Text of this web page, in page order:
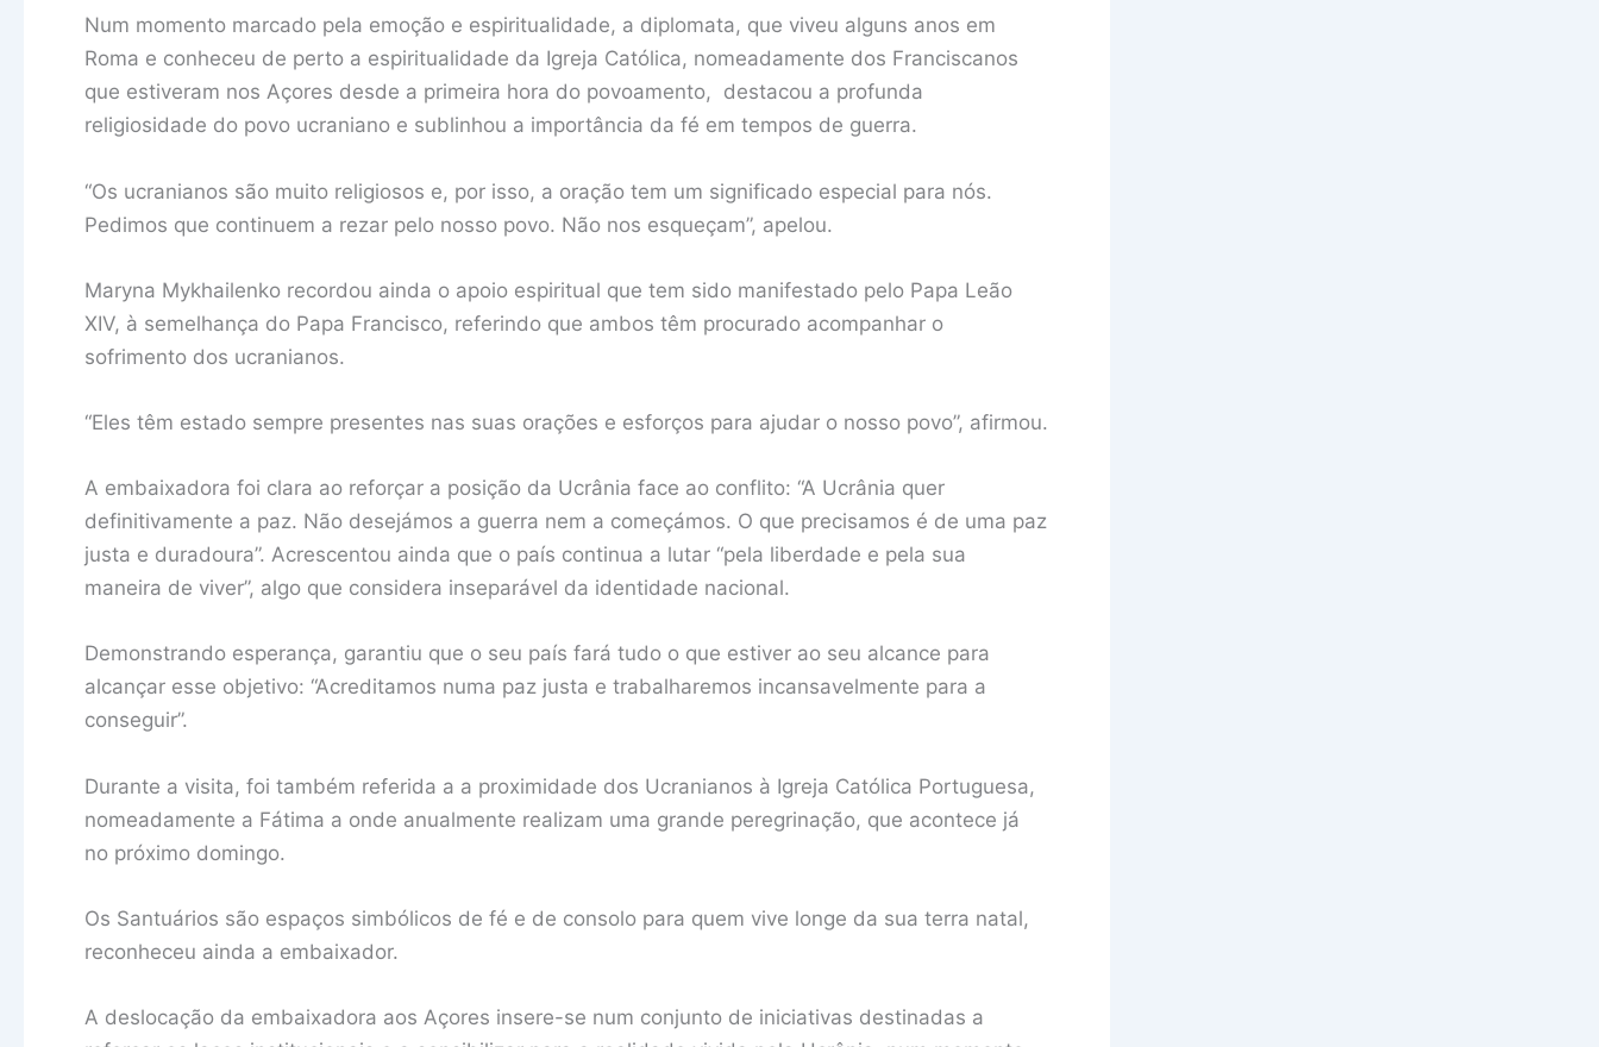
Num momento marcado pela emoção e espiritualidade, a diplomata, que viveu alguns anos em
Roma e conheceu de perto a espiritualidade da Igreja Católica, nomeadamente dos Franciscanos
que estiveram nos Açores desde a primeira hora do povoamento, destacou a profunda
religiosidade do povo ucraniano e sublinhou a importância da fé em tempos de guerra.
“Os ucranianos são muito religiosos e, por isso, a oração tem um significado especial para nós.
Pedimos que continuem a rezar pelo nosso povo. Não nos esqueçam”, apelou.
Maryna Mykhailenko recordou ainda o apoio espiritual que tem sido manifestado pelo Papa Leão
XIV, à semelhança do Papa Francisco, referindo que ambos têm procurado acompanhar o
sofrimento dos ucranianos.
“Eles têm estado sempre presentes nas suas orações e esforços para ajudar o nosso povo”, afirmou.
A embaixadora foi clara ao reforçar a posição da Ucrânia face ao conflito: “A Ucrânia quer
definitivamente a paz. Não desejámos a guerra nem a começámos. O que precisamos é de uma paz
justa e duradoura”. Acrescentou ainda que o país continua a lutar “pela liberdade e pela sua
maneira de viver”, algo que considera inseparável da identidade nacional.
Demonstrando esperança, garantiu que o seu país fará tudo o que estiver ao seu alcance para
alcançar esse objetivo: “Acreditamos numa paz justa e trabalharemos incansavelmente para a
conseguir”.
Durante a visita, foi também referida a a proximidade dos Ucranianos à Igreja Católica Portuguesa,
nomeadamente a Fátima a onde anualmente realizam uma grande peregrinação, que acontece já
no próximo domingo.
Os Santuários são espaços simbólicos de fé e de consolo para quem vive longe da sua terra natal,
reconheceu ainda a embaixador.
A deslocação da embaixadora aos Açores insere-se num conjunto de iniciativas destinadas a